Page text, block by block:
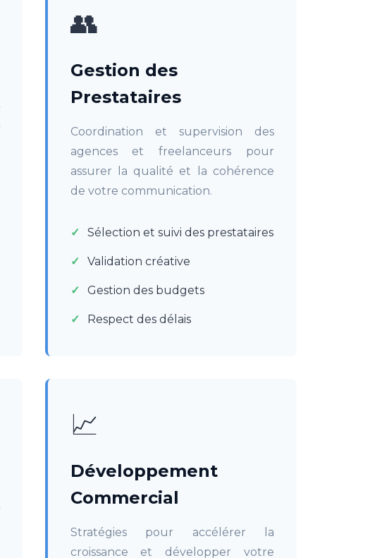
👥
Gestion des
Prestataires
Coordination et supervision des
agences et freelanceurs pour
assurer la qualité et la cohérence
de votre communication.
Sélection et suivi des prestataires
Validation créative
Gestion des budgets
Respect des délais
📈
Développement
Commercial
Stratégies pour accélérer la
croissance et développer votre